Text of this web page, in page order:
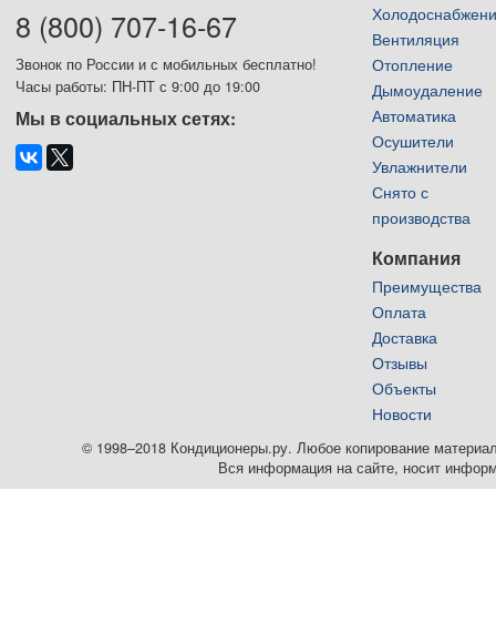
8 (800) 707-16-67
Звонок по России и с мобильных бесплатно!
Часы работы: ПН-ПТ с 9:00 до 19:00
Мы в социальных сетях:
Вентиляция
Отопление
Дымоудаление
Автоматика
Осушители
Увлажнители
Снято с
производства
Компания
Преимущества
Оплата
Доставка
Отзывы
Объекты
Новости
© 1998–2018 Кондиционеры.ру. Любое копирование
Вся информация на сайте, носит